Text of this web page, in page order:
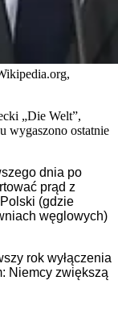
„Die Welt”,
wygaszono ostatnie
dnia po
prąd z
(gdzie
węglowych)
rok wyłączenia
Niemcy zwiększą